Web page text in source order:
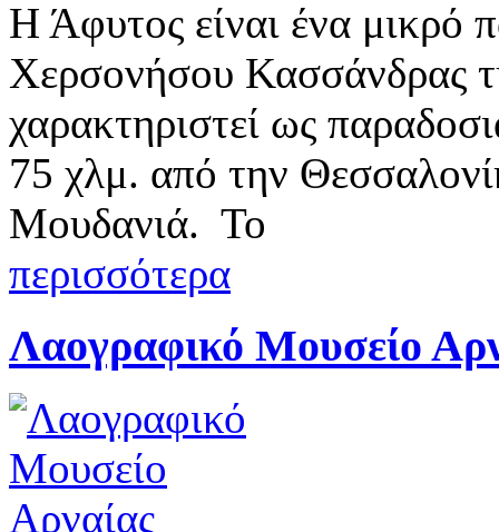
Η Άφυτος είναι ένα μικρό
Χερσονήσου Κασσάνδρας
χαρακτηριστεί ως
75 χλμ. από την
Μουδανιά. Το
περισσότερα
Λαογραφικό Μουσείο